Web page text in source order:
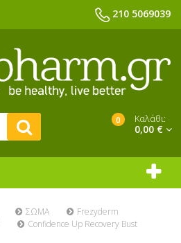
210 5069039
0 Καλάθι:
0,00 €
ΣΩΜΑ
Frezyderm
Confidence Up Recovery Bust